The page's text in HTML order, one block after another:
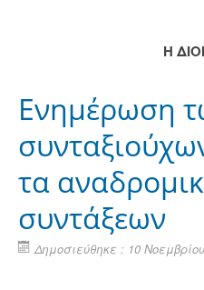
Η
Ενημέρωση
τα
συντάξεων
Δημοσιεύθηκε : 10